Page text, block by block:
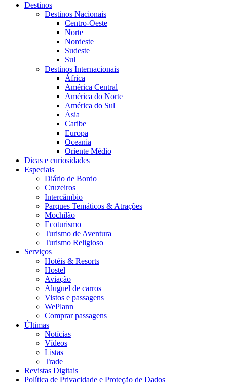
Destinos
Destinos Nacionais
Centro-Oeste
Norte
Nordeste
Sudeste
Sul
Destinos Internacionais
África
América Central
América do Norte
América do Sul
Ásia
Caribe
Europa
Oceania
Oriente Médio
Dicas e curiosidades
Especiais
Diário de Bordo
Cruzeiros
Intercâmbio
Parques Temáticos & Atrações
Mochilão
Ecoturismo
Turismo de Aventura
Turismo Religioso
Serviços
Hotéis & Resorts
Hostel
Aviação
Aluguel de carros
Vistos e passagens
WePlann
Comprar passagens
Últimas
Notícias
Vídeos
Listas
Trade
Revistas Digitais
Política de Privacidade e Proteção de Dados